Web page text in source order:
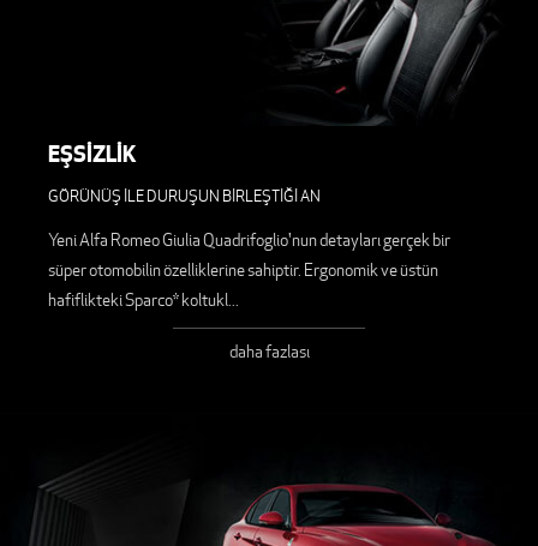
EŞSİZLİK
GÖRÜNÜŞ İLE DURUŞUN BİRLEŞTİĞİ AN
Yeni Alfa Romeo Giulia Quadrifoglio'nun detayları gerçek bir
süper otomobilin özelliklerine sahiptir. Ergonomik ve üstün
hafiflikteki Sparco* koltukl
daha fazlası